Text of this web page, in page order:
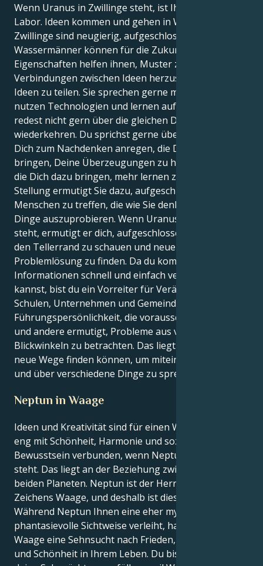
Wenn Uranus in Zwillinge steht, ist Ihr Geist wie ein
Labor. Ideen kommen und gehen in Windeseile.
Zwillinge sind neugierig, aufgeschlossen und flexibel.
Wassermänner können für die Zukunft planen. Diese
Eigenschaften helfen ihnen, Muster zu erkennen,
Verbindungen zwischen Ideen herzustellen und neue
Ideen zu teilen. Sie sprechen gerne mit Menschen,
nutzen Technologien und lernen auf neue Weise. Du
redest nicht gern über die gleichen Dinge, die immer
wiederkehren. Du sprichst gerne über Dinge, die
Dich zum Nachdenken anregen, die Dich dazu
bringen, Deine Überzeugungen zu hinterfragen, und
die Dich dazu bringen, mehr lernen zu wollen. Diese
Stellung ermutigt Sie dazu, aufgeschlossen zu sein,
Menschen zu treffen, die wie Sie denken, und neue
Dinge auszuprobieren. Wenn Uranus in Zwillinge
steht, ermutigt er dich, aufgeschlossen zu sein, über
den Tellerrand zu schauen und neue Wege zur
Problemlösung zu finden. Da du komplizierte
Informationen schnell und einfach verarbeiten
kannst, bist du ein Vorreiter für Veränderungen in
Schulen, Unternehmen und Gemeinden. Sie sind eine
Führungspersönlichkeit, die vorausschauend denkt
und andere ermutigt, Probleme aus verschiedenen
Blickwinkeln zu betrachten. Das liegt daran, dass Sie
neue Wege finden können, um miteinander zu reden
und über verschiedene Dinge zu sprechen.
Neptun in Waage
Ideen und Kreativität sind für einen Wassermann
eng mit Schönheit, Harmonie und sozialem
Bewusstsein verbunden, wenn Neptun in der Waage
steht. Das liegt an der Beziehung zwischen den
beiden Planeten. Neptun ist der Herrscher des
Zeichens Waage, und deshalb ist dies der Fall.
Während Neptun Ihnen eine eher mystische und
phantasievolle Sichtweise verleiht, haben Sie in der
Waage eine Sehnsucht nach Frieden, Gerechtigkeit
und Schönheit in Ihrem Leben. Du bist in der Lage,